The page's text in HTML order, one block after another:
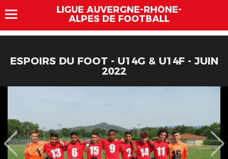
LIGUE AUVERGNE-RHÔNE-
ALPES DE FOOTBALL
ESPOIRS DU FOOT - U14G & U14F - JUIN
2022